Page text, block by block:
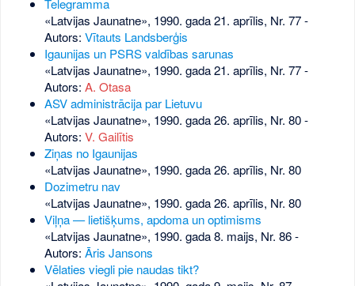
Telegramma
«Latvijas Jaunatne», 1990. gada 21. aprīlis, Nr. 77-
Autors: Vītauts Landsberģis
Igaunijas un PSRS valdības sarunas
«Latvijas Jaunatne», 1990. gada 21. aprīlis, Nr. 77-
Autors: A. Otasa
ASV administrācija par Lietuvu
«Latvijas Jaunatne», 1990. gada 26. aprīlis, Nr. 80-
Autors: V. Gailītis
Ziņas no Igaunijas
«Latvijas Jaunatne», 1990. gada 26. aprīlis, Nr. 80
Dozimetru nav
«Latvijas Jaunatne», 1990. gada 26. aprīlis, Nr. 80
Viļņa — lietišķums, apdoma un optimisms
«Latvijas Jaunatne», 1990. gada 8. maijs, Nr. 86-
Autors: Āris Jansons
Vēlaties viegli pie naudas tikt?